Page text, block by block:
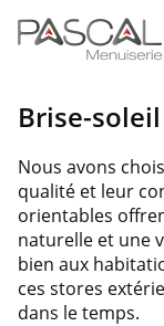
Brise-
Nous avons
qualité et leur
orientables
naturelle et une
bien aux
ces stores
dans le temps.